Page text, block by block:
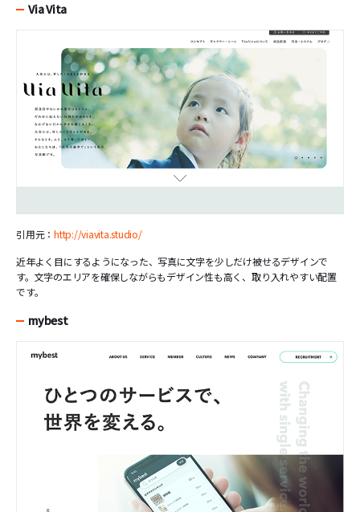
Via Vita
引用元：http://viavita.studio/
近年よく目にするようになった、写真に文字を少しだけ被せるデザインで
す。文字のエリアを確保しながらもデザイン性も高く、取り入れやすい配置
です。
mybest